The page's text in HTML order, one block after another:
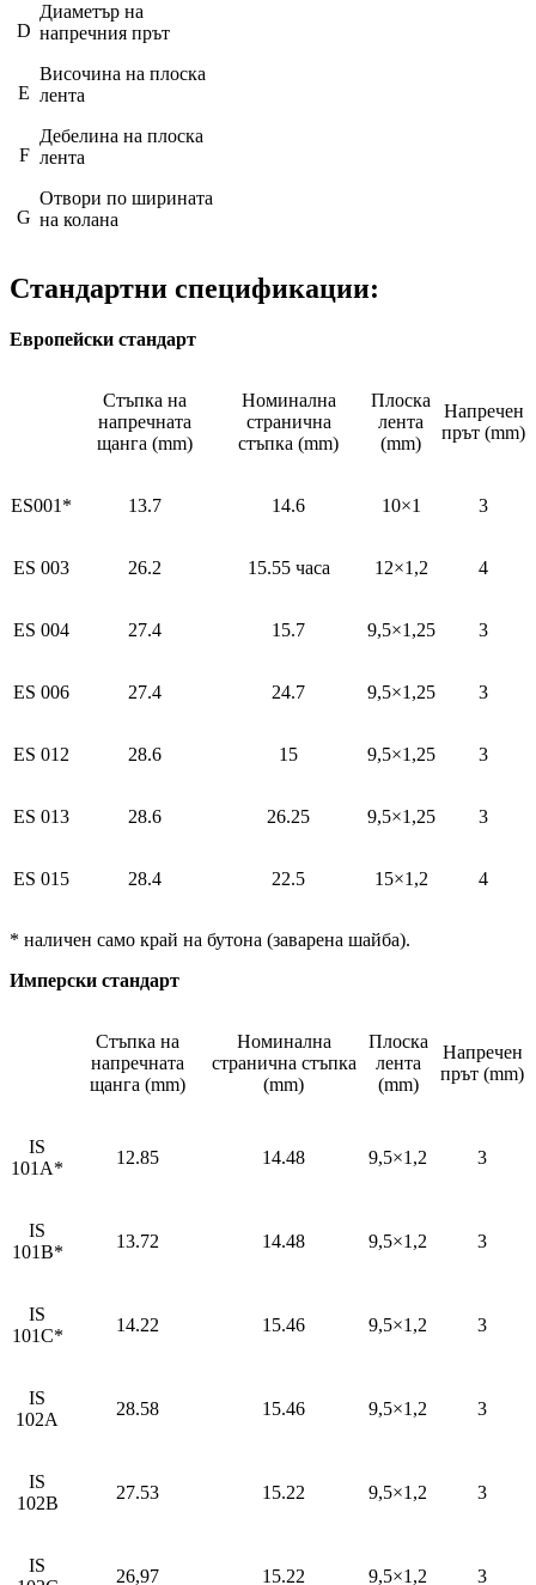
D
Диаметър на
напречния прът
E
Височина на плоска
лента
F
Дебелина на плоска
лента
G
Отвори по ширината
на колана
Стандартни спецификации:
Европейски стандарт
Стъпка на
напречната
щанга (mm)
Номинална
странична
стъпка (mm)
Плоска
лента
(mm)
Напречен
прът (mm)
ES001* 13.7 14.6 10×1 3
ES 003 26.2 15.55 часа 12×1,2 4
ES 004 27.4 15.7 9,5×1,25 3
ES 006 27.4 24.7 9,5×1,25 3
ES 012 28.6 15 9,5×1,25 3
ES 013 28.6 26.25 9,5×1,25 3
ES 015 28.4 22.5 15×1,2 4
* наличен само край на бутона (заварена шайба).
Имперски стандарт
Стъпка на
напречната
щанга (mm)
Номинална
странична стъпка
(mm)
Плоска
лента
(mm)
Напречен
прът (mm)
IS
101A*
12.85 14.48 9,5×1,2 3
IS
101B*
13.72 14.48 9,5×1,2 3
IS
101C*
14.22 15.46 9,5×1,2 3
IS
102A
28.58 15.46 9,5×1,2 3
IS
102B
27.53 15.22 9,5×1,2 3
IS
26,97 15.22 9,5×1,2 3